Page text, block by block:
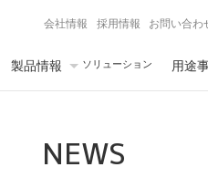
会社情報 採用情報 お問い合わ
製品情報 ソリューション 用途
NEWS